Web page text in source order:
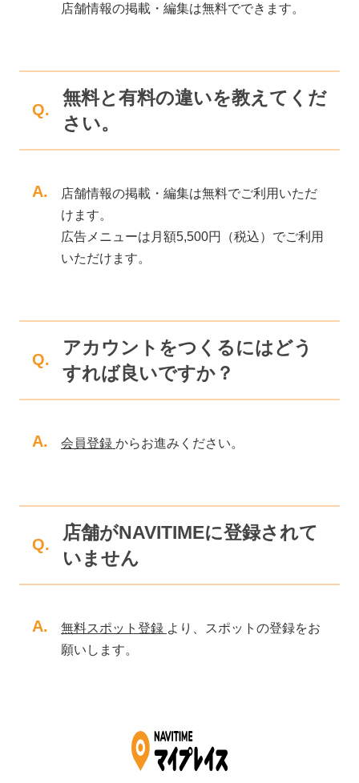
店舗情報の掲載・編集は無料でできます。
Q.
無料と有料の違いを教えてくだ
さい。
A.
店舗情報の掲載・編集は無料でご利用いただ
けます。
広告メニューは月額5,500円（税込）でご利用
いただけます。
Q.
アカウントをつくるにはどう
すれば良いですか？
A. 会員登録 からお進みください。
Q.
店舗がNAVITIMEに登録されて
いません
A. 無料スポット登録 より、スポットの登録をお
願いします。